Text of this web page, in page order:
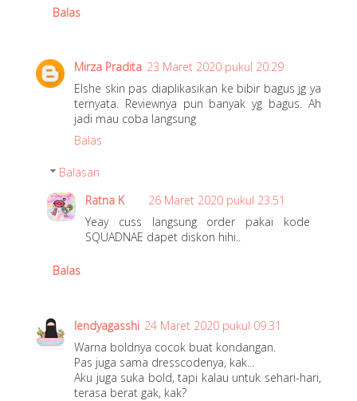
Balas
Mirza Pradita 23 Maret 2020 pukul 20.29
Elshe skin pas diaplikasikan ke bibir bagus jg ya
ternyata. Reviewnya pun banyak yg bagus. Ah
jadi mau coba langsung
Balas
Balasan
Ratna K
26 Maret 2020 pukul 23.51
Yeay cuss langsung order pakai kode
SQUADNAE dapet diskon hihi..
Balas
lendyagasshi 24 Maret 2020 pukul 09.31
Warna boldnya cocok buat kondangan.
Pas juga sama dresscodenya, kak...
Aku juga suka bold, tapi kalau untuk sehari-hari,
terasa berat gak, kak?